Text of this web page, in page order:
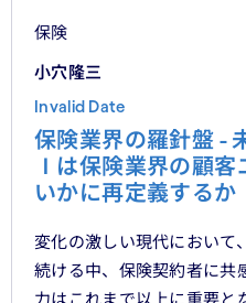
保険
小穴隆三
Invalid Date
保険業界の羅針盤 -
Ｉは保険業界の顧
いかに再定義するか
変化の激しい現代において
続ける中、保険契約者に共
力はこれまで以上に重要と